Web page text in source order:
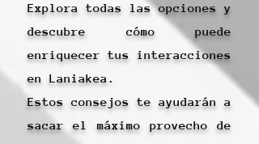
Explora todas las opciones y
descubre cómo puede
enriquecer tus interacciones
en Laniakea.
Estos consejos te ayudarán a
sacar el máximo provecho de